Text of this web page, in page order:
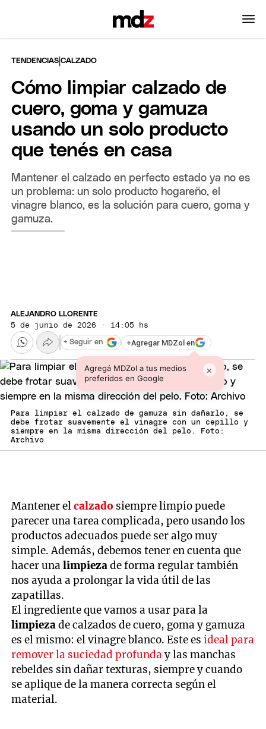
TENDENCIAS |CALZADO
Cómo limpiar calzado de
cuero, goma y gamuza
usando un solo producto
que tenés en casa
Mantener el calzado en perfecto estado ya no es
un problema: un solo producto hogareño, el
vinagre blanco, es la solución para cuero, goma y
gamuza.
ALEJANDRO LLORENTE
5 de junio de 2026 · 14:05 hs
+Agregar MDZol en
Agregá MDZol a tus medios
preferidos en Google
×
+ Seguir en
Para limpiar el calzado de gamuza sin dañarlo, se
debe frotar suavemente el vinagre con un cepillo y
siempre en la misma dirección del pelo. Foto:
Archivo
Mantener elcalzado siempre limpio puede
parecer una tarea complicada, pero usando los
productos adecuados puede ser algo muy
simple. Además, debemos tener en cuenta que
hacer unalimpiezade forma regular también
nos ayuda a prolongar la vida útil de las
zapatillas.
El ingrediente que vamos a usar para la
limpiezade calzados de cuero, goma y gamuza
es el mismo: el vinagre blanco. Este esideal para
remover la suciedad profunda y las manchas
rebeldes sin dañar texturas, siempre y cuando
se aplique de la manera correcta según el
material.